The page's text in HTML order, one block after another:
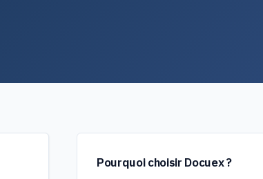
Pourquoi choisir Docuex ?